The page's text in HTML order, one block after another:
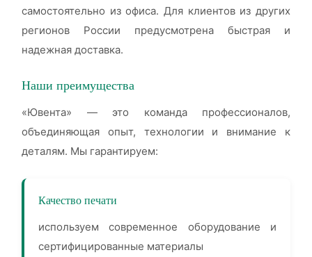
самостоятельно из офиса. Для клиентов из других
регионов России предусмотрена быстрая и
надежная доставка.
Наши преимущества
«Ювента» — это команда профессионалов,
объединяющая опыт, технологии и внимание к
деталям. Мы гарантируем:
Качество печати
используем современное оборудование и
сертифицированные материалы